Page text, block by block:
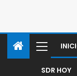
SDR HOY